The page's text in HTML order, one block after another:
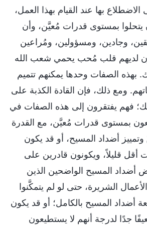
الاضطلاع بها عند القيام بهذا العمل،
بمستوى قدرات مُعيَّن، وأن
وجادين، ومسؤولين، ومُراعين
لديهم قلب مُحب يحمي شعب الله
بهذه الصفات وحدها يمكنهم تتميم
ومع ذلك، فإن القادة الكذبة على
فهم يفتقرون إلى هذه الصفات في
بمستوى قدرات مُعيَّن، مع القدرة
أضداد المسيح، أو قد يكون
أقل قليلاً، ويكونون قادرين على
أضداد المسيح الواضحين الذين
الشريرة، حتى لو لم يتمكَّنوا
أضداد المسيح بالكامل؛ أو قد يكون
جدًا لدرجة أنهم لا يستطيعون